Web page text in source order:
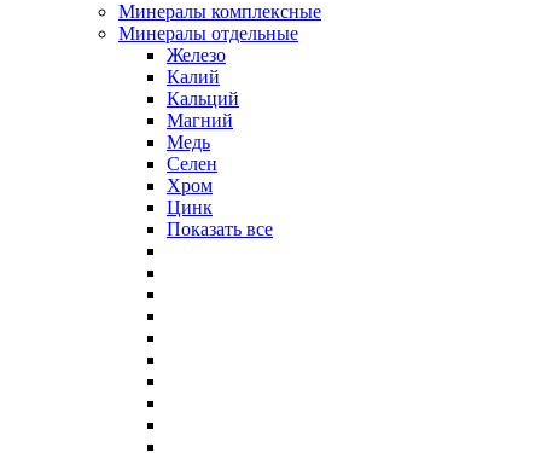
Минералы комплексные
Минералы отдельные
Железо
Калий
Кальций
Магний
Медь
Селен
Хром
Цинк
Показать все